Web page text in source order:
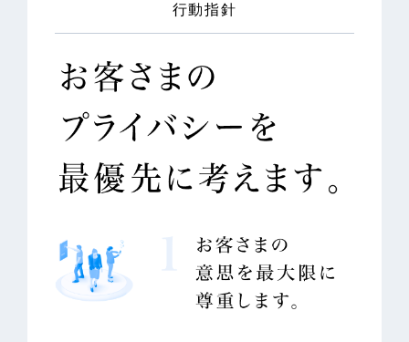
行動指針